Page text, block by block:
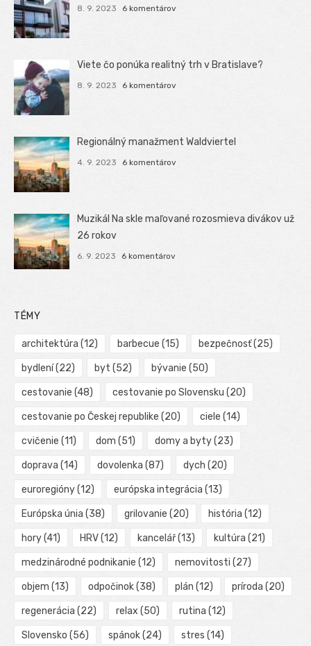
8. 9. 2023 6 komentárov
Viete čo ponúka realitný trh v Bratislave?
8. 9. 2023 6 komentárov
Regionálný manažment Waldviertel
4. 9. 2023 6 komentárov
Muzikál Na skle maľované rozosmieva divákov už
26 rokov
6. 9. 2023 6 komentárov
TÉMY
architektúra (12) barbecue (15) bezpečnosť(25)
bydlení(22) byt (52) bývanie (50)
cestovanie (48) cestovanie po Slovensku (20)
cestovanie po Českej republike (20) ciele (14)
cvičenie (11) dom (51) domy a byty(23)
doprava (14) dovolenka (87) dych (20)
euroregióny(12) európska integrácia (13)
Európska únia (38) grilovanie (20) história (12)
hory(41) HRV(12) kancelář(13) kultúra (21)
medzinárodné podnikanie (12) nemovitosti (27)
objem (13) odpočinok(38) plán (12) príroda (20)
regenerácia (22) relax (50) rutina (12)
Slovensko (56) spánok(24) stres (14)